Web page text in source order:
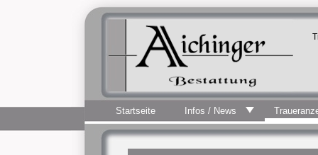
Startseite Infos / News